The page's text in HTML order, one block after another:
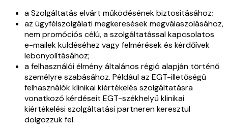
a Szolgáltatás elvárt működésének biztosításához;
az ügyfélszolgálati megkeresések megválaszolásához,
nem promóciós célú, a szolgáltatással kapcsolatos
e-mailek küldéséhez vagy felmérések és kérdőívek
lebonyolításához;
a felhasználói élmény általános régió alapján történő
személyre szabásához. Például az EGT-illetőségű
felhasználók klinikai kiértékelés szolgáltatásra
vonatkozó kérdéseit EGT-székhelyű klinikai
kiértékelési szolgáltatási partneren keresztül
dolgozzuk fel.